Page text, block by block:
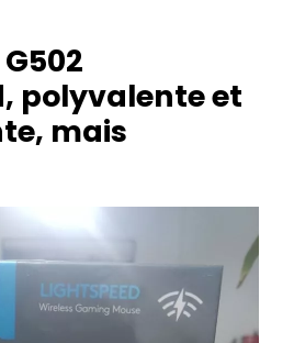
polyvalente et
mais